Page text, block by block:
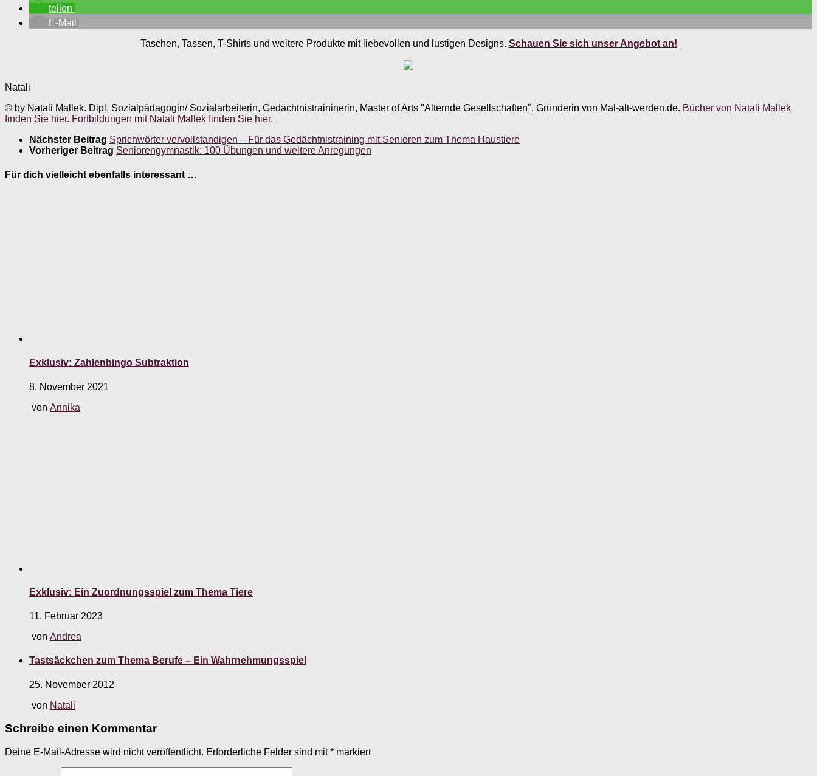
teilen
E-Mail
Taschen, Tassen, T-Shirts und weitere Produkte mit liebevollen und lustigen Designs. Schauen Sie sich unser Angebot an!
Natali
© by Natali Mallek. Dipl. Sozialpädagogin/ Sozialarbeiterin, Gedächtnistraininerin, Master of Arts "Alternde Gesellschaften", Gründerin von Mal-alt-werden.de. Bücher von Natali Mallek
finden Sie hier. Fortbildungen mit Natali Mallek finden Sie hier.
Nächster Beitrag Sprichwörter vervollstandigen – Für das Gedächtnistraining mit Senioren zum Thema Haustiere
Vorheriger Beitrag Seniorengymnastik: 100 Übungen und weitere Anregungen
Für dich vielleicht ebenfalls interessant …
Exklusiv: Zahlenbingo Subtraktion
8. November 2021
von Annika
Exklusiv: Ein Zuordnungsspiel zum Thema Tiere
11. Februar 2023
von Andrea
Tastsäckchen zum Thema Berufe – Ein Wahrnehmungsspiel
25. November 2012
von Natali
Schreibe einen Kommentar
Deine E-Mail-Adresse wird nicht veröffentlicht. Erforderliche Felder sind mit* markiert